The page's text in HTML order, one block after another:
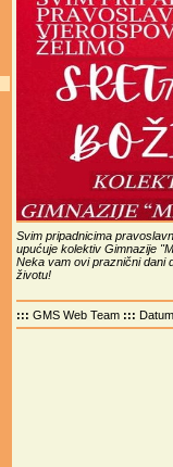
Svim pripadnicima
upućuje kolektiv Gimnazije
Neka vam ovi praznični dani
životu!
::: GMS Web Team :::